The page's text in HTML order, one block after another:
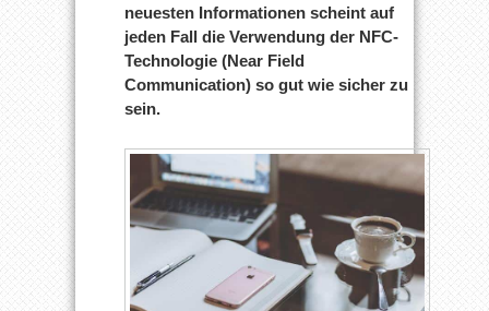
neuesten Informationen scheint auf
jeden Fall die Verwendung der NFC-
Technologie (Near Field
Communication) so gut wie sicher zu
sein.